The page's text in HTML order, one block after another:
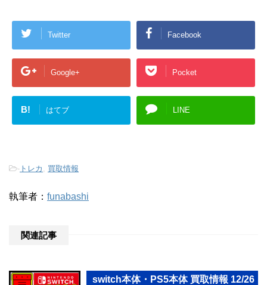
Twitter Facebook
Google+ Pocket
B! はてブ LINE
- トレカ 買取情報
執筆者： funabashi
関連記事
switch本体・PS5本体 買取情報 12/26